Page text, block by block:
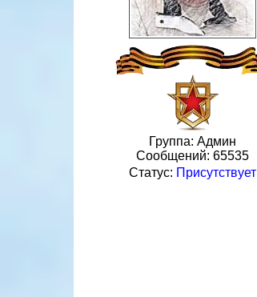
Группа: Админ
Сообщений: 65535
Статус: Присутствует